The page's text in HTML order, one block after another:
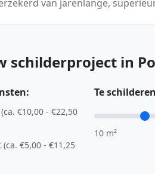
van jarenlange,
schilderproject in
(ca. €10,00 - €22,50
(ca. €5,00 - €11,25
Te
10 m²